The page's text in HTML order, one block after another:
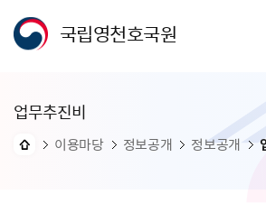
국립영천호국원
업무추진비
이용마당 정보공개 정보공개